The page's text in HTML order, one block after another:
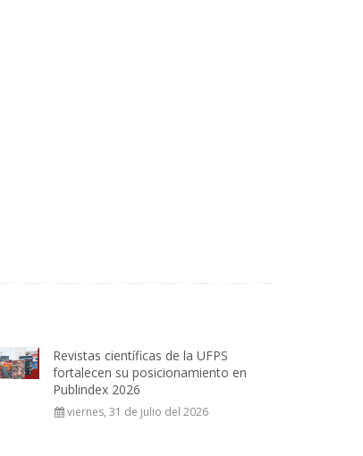
Revistas científicas de la UFPS
fortalecen su posicionamiento en
Publindex 2026
viernes, 31 de julio del 2026